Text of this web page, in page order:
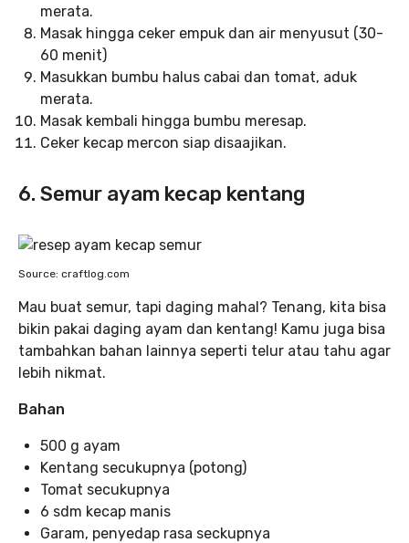
merata.
Masak hingga ceker empuk dan air menyusut (30-
60 menit)
Masukkan bumbu halus cabai dan tomat, aduk
merata.
Masak kembali hingga bumbu meresap.
Ceker kecap mercon siap disaajikan.
6. Semur ayam kecap kentang
Source: craftlog.com
Mau buat semur, tapi daging mahal? Tenang, kita bisa
bikin pakai daging ayam dan kentang! Kamu juga bisa
tambahkan bahan lainnya seperti telur atau tahu agar
lebih nikmat.
Bahan
500 g ayam
Kentang secukupnya (potong)
Tomat secukupnya
6 sdm kecap manis
Garam, penyedap rasa seckupnya